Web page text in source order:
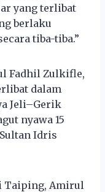
yang terlibat
berlaku
tiba-tiba.”
Fadhil Zulkifle,
dalam
Jeli–Gerik
nyawa 15
Idris
Taiping, Amirul